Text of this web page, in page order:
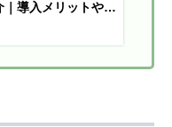
｜導入メリットや活